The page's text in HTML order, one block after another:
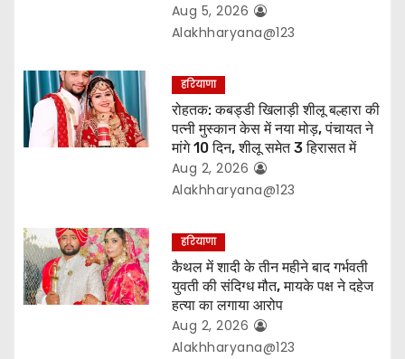
Aug 5, 2026
Alakhharyana@123
हरियाणा
रोहतक: कबड्डी खिलाड़ी शीलू बल्हारा की
पत्नी मुस्कान केस में नया मोड़, पंचायत ने
मांगे 10 दिन, शीलू समेत 3 हिरासत में
Aug 2, 2026
Alakhharyana@123
हरियाणा
कैथल में शादी के तीन महीने बाद गर्भवती
युवती की संदिग्ध मौत, मायके पक्ष ने दहेज
हत्या का लगाया आरोप
Aug 2, 2026
Alakhharyana@123